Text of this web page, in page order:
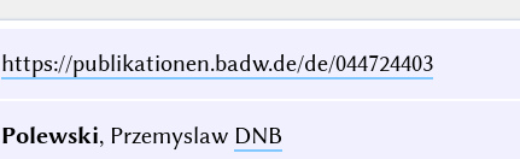
https://publikationen.badw.de/de/044724403
Polewski, Przemyslaw DNB